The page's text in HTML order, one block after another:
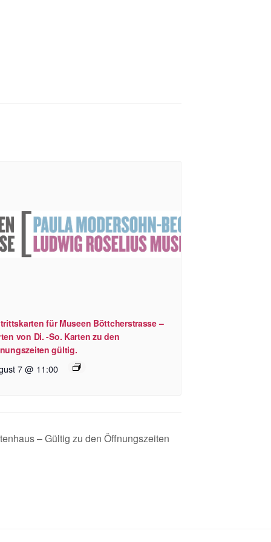
für Museen Böttcherstrasse –
von Di. -So. Karten zu den
gültig.
7 @ 11:00
– Gültig zu den Öffnungszeiten